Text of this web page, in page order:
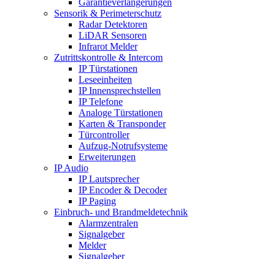
Garantieverlängerungen
Sensorik & Perimeterschutz
Radar Detektoren
LiDAR Sensoren
Infrarot Melder
Zutrittskontrolle & Intercom
IP Türstationen
Leseeinheiten
IP Innensprechstellen
IP Telefone
Analoge Türstationen
Karten & Transponder
Türcontroller
Aufzug-Notrufsysteme
Erweiterungen
IP Audio
IP Lautsprecher
IP Encoder & Decoder
IP Paging
Einbruch- und Brandmeldetechnik
Alarmzentralen
Signalgeber
Melder
Signalgeber